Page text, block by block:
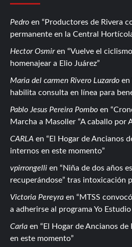
Pedro en
Productores de Rivera
permanente en la Central
Hector Osmiren
Vuelve el
homenajear a Elio Juárez
Maria del carmen Rivero Luzardo en
habilita consulta en línea para
Pablo Jesus Pereira Pombo en
Marcha a Masoller “A caballo por
CARLA en
El Hogar de Ancianos
internos en este momento
vpirrongelli en
Niña de dos años
recuperándose” tras intoxicación
Victoria Pereyra en
MTSS
a adherirse al programa Yo
Carla en
El Hogar de Ancianos
en este momento